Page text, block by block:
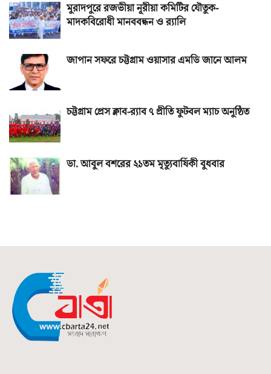
মুরাদপুরে রজভীয়া নূরীয়া কমিটির যৌতুক-
মাদকবিরোধী মানববন্ধন ও র‌্যালি
জাপান সফরে চট্টগ্রাম ওয়াসার এমডি জানে আলম
চট্টগ্রাম প্রেস ক্লাব-র‌্যাব ৭ প্রীতি ফুটবল ম্যাচ অনুষ্ঠিত
ডা. আবুল বশরের ২১তম মৃত্যুবার্ষিকী বুধবার